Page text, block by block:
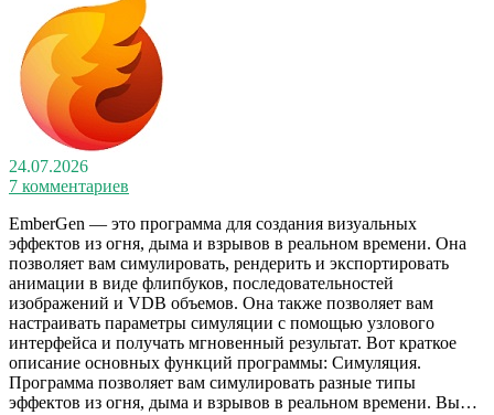
24.07.2026
7 комментариев
EmberGen — это программа для создания визуальных
эффектов из огня, дыма и взрывов в реальном времени. Она
позволяет вам симулировать, рендерить и экспортировать
анимации в виде флипбуков, последовательностей
изображений и VDB объемов. Она также позволяет вам
настраивать параметры симуляции с помощью узлового
интерфейса и получать мгновенный результат. Вот краткое
описание основных функций программы: Симуляция.
Программа позволяет вам симулировать разные типы
эффектов из огня, дыма и взрывов в реальном времени. Вы…